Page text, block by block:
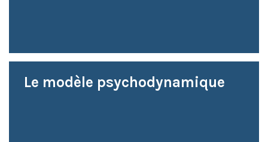
Le modèle psychodynamique